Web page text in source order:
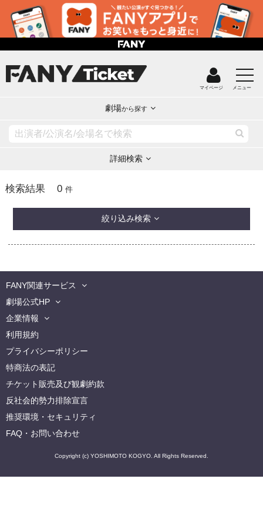
マイページ メニュー
劇場から探す
詳細検索
検索結果 0 件
絞り込み検索
FANY関連サービス
劇場公式HP
企業情報
利用規約
プライバシーポリシー
特商法の表記
チケット販売及び観劇約款
反社会的勢力排除宣言
推奨環境・セキュリティ
FAQ・お問い合わせ
Copyright (c) YOSHIMOTO KOGYO. All Rights Reserved.